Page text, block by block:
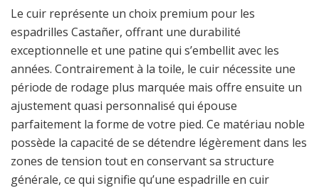
Le cuir représente un choix premium pour les
espadrilles Castañer, offrant une durabilité
exceptionnelle et une patine qui s’embellit avec les
années. Contrairement à la toile, le cuir nécessite une
période de rodage plus marquée mais offre ensuite un
ajustement quasi personnalisé qui épouse
parfaitement la forme de votre pied. Ce matériau noble
possède la capacité de se détendre légèrement dans les
zones de tension tout en conservant sa structure
générale, ce qui signifie qu’une espadrille en cuir